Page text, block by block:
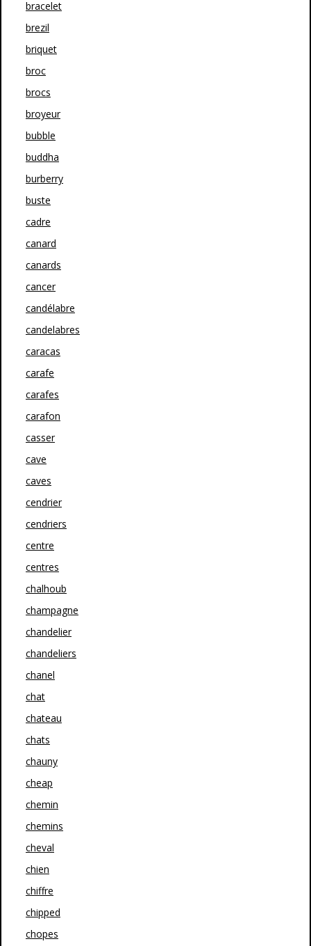
bracelet
brezil
briquet
broc
brocs
broyeur
bubble
buddha
burberry
buste
cadre
canard
canards
cancer
candélabre
candelabres
caracas
carafe
carafes
carafon
casser
cave
caves
cendrier
cendriers
centre
centres
chalhoub
champagne
chandelier
chandeliers
chanel
chat
chateau
chats
chauny
cheap
chemin
chemins
cheval
chien
chiffre
chipped
chopes